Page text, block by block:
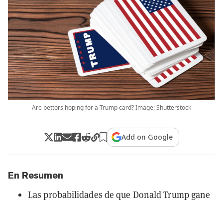
Are bettors hoping for a Trump card? Image: Shutterstock
Add on Google
En Resumen
Las probabilidades de que Donald Trump gane